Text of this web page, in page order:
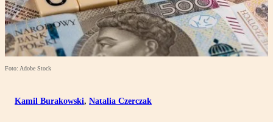
Foto: Adobe Stock
Kamil Burakowski, Natalia Czerczak